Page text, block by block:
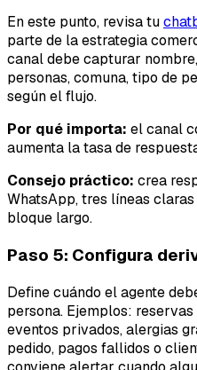
En este punto, revisa tu
parte de la estrategia
canal debe capturar
personas, comuna, tipo de
según el flujo.
Por qué importa: el canal
aumenta la tasa de
Consejo práctico: crea
WhatsApp, tres líneas
bloque largo.
Paso 5: Configura
Define cuándo el agente
persona. Ejemplos:
eventos privados, alergias
pedido, pagos fallidos o